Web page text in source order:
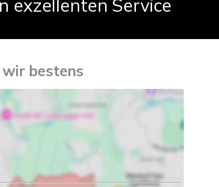
exzellenten Service
bestens